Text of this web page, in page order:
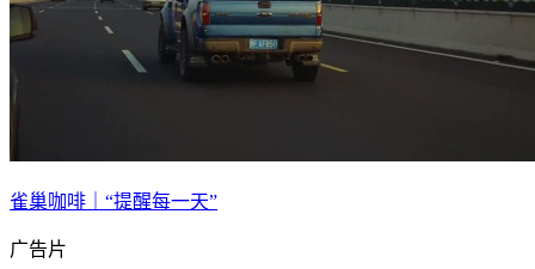
雀巢咖啡｜“提醒每一天”
广告片